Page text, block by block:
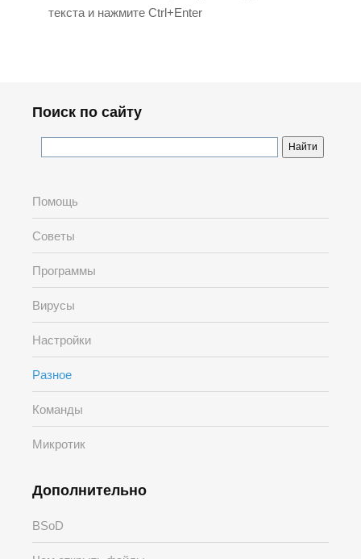
текста и нажмите Ctrl+Enter
Поиск по сайту
Помощь
Советы
Программы
Вирусы
Настройки
Разное
Команды
Микротик
Дополнительно
BSoD